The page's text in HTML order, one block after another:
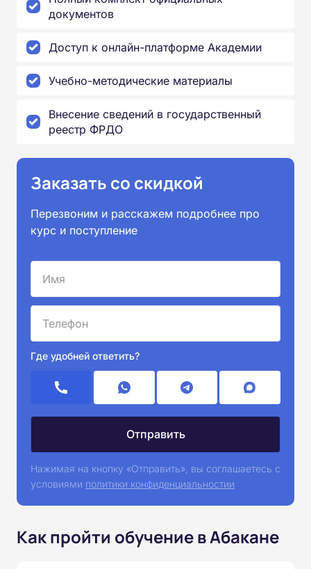
документов
Доступ к онлайн-платформе Академии
Учебно-методические материалы
Внесение сведений в государственный
реестр ФРДО
Заказать со скидкой
Перезвоним и расскажем подробнее про
курс и поступление
Где удобней ответить?
Нажимая на кнопку «Отправить», вы соглашаетесь с
условиями политики конфиденциальностии
Как пройти обучение в Абакане